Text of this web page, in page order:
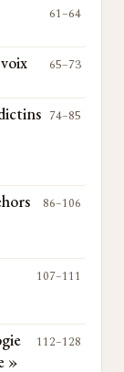
61–64
65–73
74–85
86–106
107–111
»
112–128